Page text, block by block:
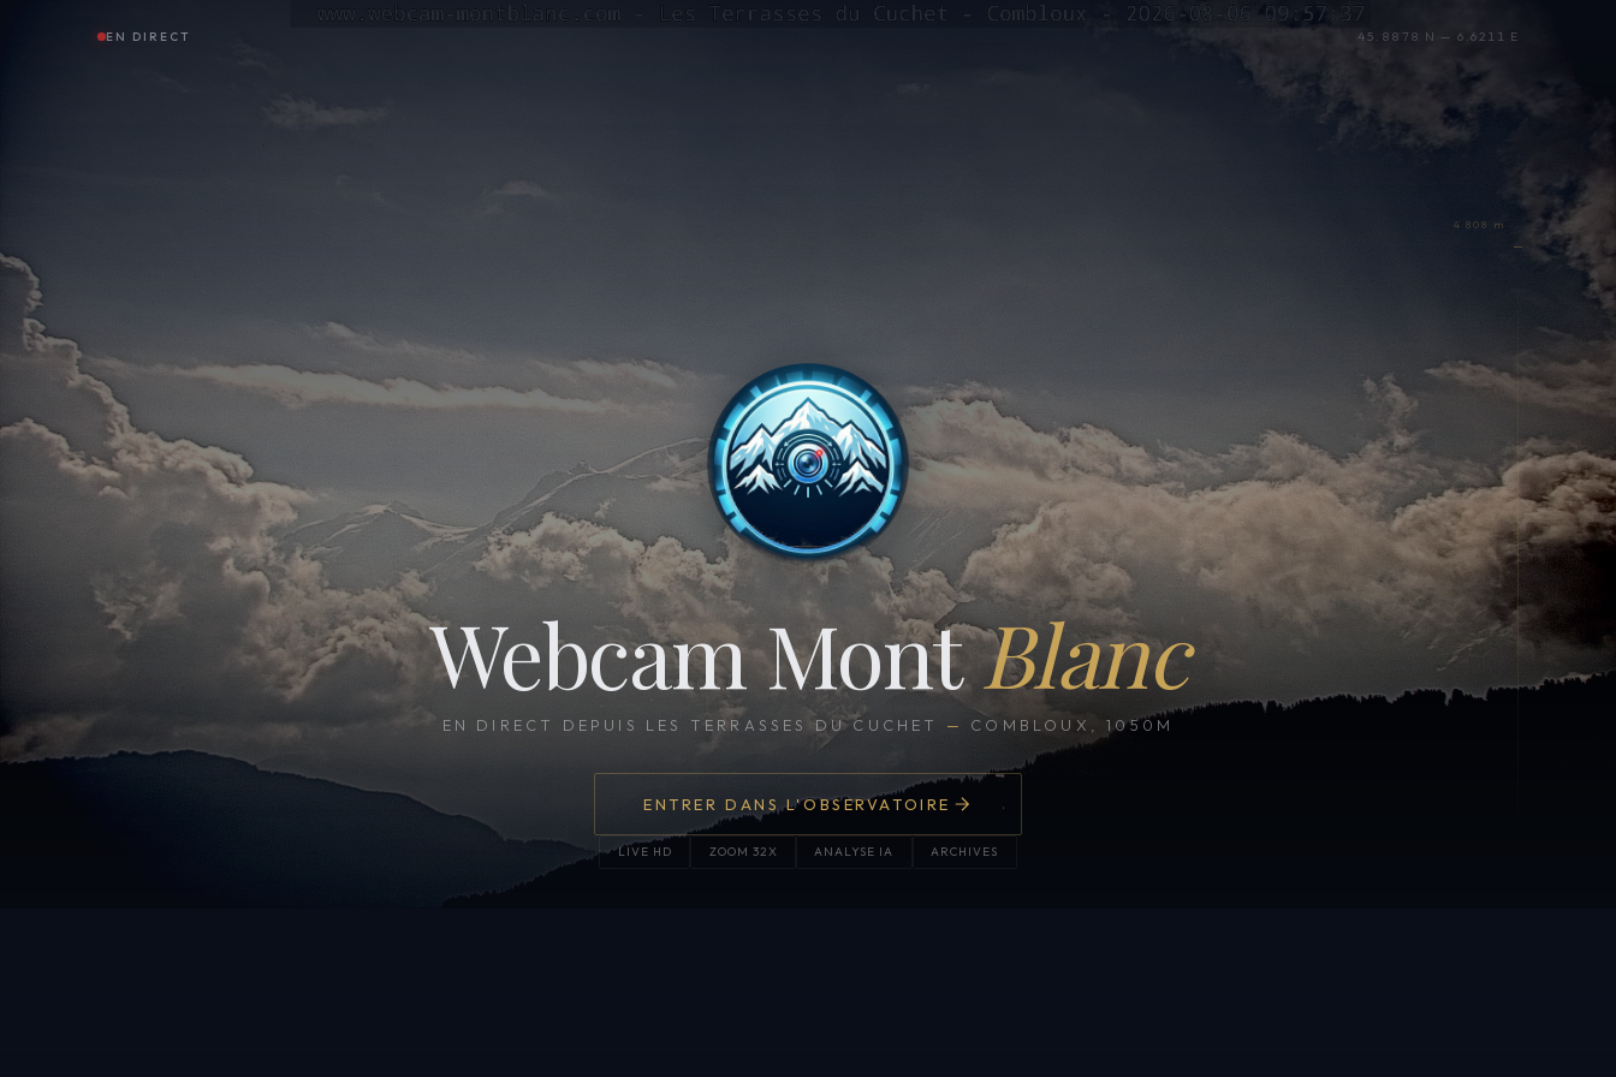
EN DIRECT 45.8878 N — 6.6211 E
Webcam MontBlanc
EN DIRECT DEPUIS LES TERRASSES DU CUCHET — COMBLOUX, 1050M
ENTRER DANS L'OBSERVATOIRE
LIVE HD ZOOM 32X ANALYSE IA ARCHIVES